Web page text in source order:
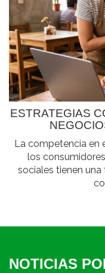
ESTRATEGIAS
La competencia en
los
sociales tienen
NOTICIAS